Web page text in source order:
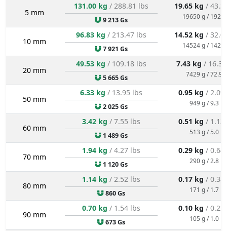
5 mm
131.00 kg / 288.81 lbs
9 213 Gs
19.65 kg /
19650 g /
10 mm
96.83 kg / 213.47 lbs
7 921 Gs
14.52 kg /
14524 g /
20 mm
49.53 kg / 109.18 lbs
5 665 Gs
7.43 kg /
7429 g / 72.9
50 mm
6.33 kg / 13.95 lbs
2 025 Gs
0.95 kg / 2.09
949 g / 9.3 N
60 mm
3.42 kg / 7.55 lbs
1 489 Gs
0.51 kg / 1.13
513 g / 5.0 N
70 mm
1.94 kg / 4.27 lbs
1 120 Gs
0.29 kg / 0.64
290 g / 2.8 N
80 mm
1.14 kg / 2.52 lbs
860 Gs
0.17 kg / 0.38
171 g / 1.7 N
90 mm
0.70 kg / 1.54 lbs
673 Gs
0.10 kg / 0.23
105 g / 1.0 N